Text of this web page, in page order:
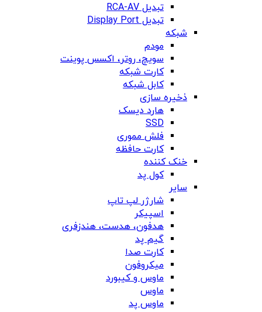
تبدیل RCA-AV
تبدیل Display Port
شبکه
مودم
سویچ، روتر، اکسس پوینت
کارت شبکه
کابل شبکه
ذخیره سازی
هارد دیسک
SSD
فلش مموری
کارت حافظه
خنک کننده
کول پد
سایر
شارژر لپ تاپ
اسپیکر
هدفون، هدست، هندزفری
گیم پد
کارت صدا
میکروفون
ماوس و کیبورد
ماوس
ماوس پد